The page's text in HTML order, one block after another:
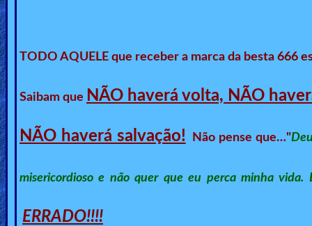
Prayer
Bible/Study
Jesus
Warfare
TODO AQUELE que receber a marca da besta 666
Saibam que NÃO haverá volta, NÃO
NÃO haverá salvação! Não pense que…"
misericordioso e não quer que eu perca minha vida.
ERRADO!!!!